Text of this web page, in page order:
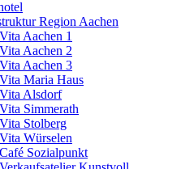
Region Aachen
Vita Aachen 1
Vita Aachen 2
Vita Aachen 3
Vita Maria Haus
Vita Alsdorf
Vita Simmerath
Vita Stolberg
Vita Würselen
Café Sozialpunkt